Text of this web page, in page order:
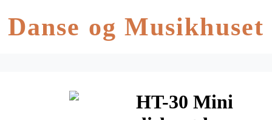
Danse og Musikhuset
HT-30 Mini